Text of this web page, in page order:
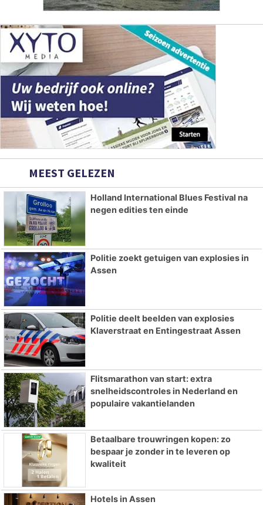
MEEST GELEZEN
Holland International Blues Festival na
negen edities ten einde
Politie zoekt getuigen van explosies in
Assen
Politie deelt beelden van explosies
Klaverstraat en Entingestraat Assen
Flitsmarathon van start: extra
snelheidscontroles in Nederland en
populaire vakantielanden
Betaalbare trouwringen kopen: zo
bespaar je zonder in te leveren op
kwaliteit
Hotels in Assen